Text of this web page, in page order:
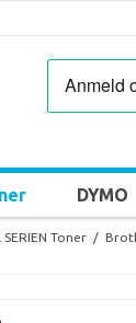
DYMO
SERIEN Toner /